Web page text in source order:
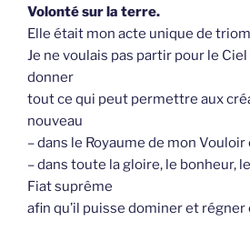
Volonté sur la terre.
Elle était mon acte unique de
Je ne voulais pas partir pour le Ciel
donner
tout ce qui peut permettre aux
nouveau
– dans le Royaume de mon Vouloir
– dans toute la gloire, le bonheur,
Fiat suprême
afin qu’il puisse dominer et régner